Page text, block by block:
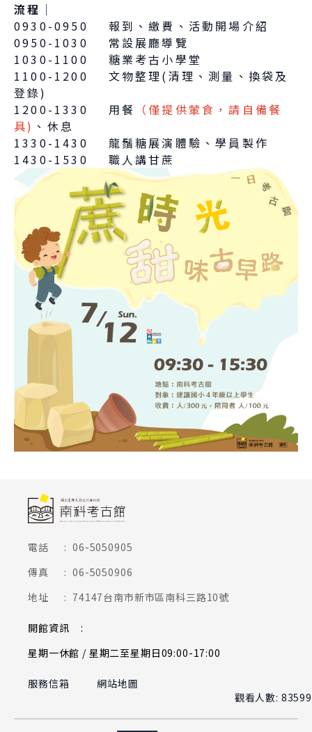
流程│
0930-0950 報到、繳費、活動開場介紹
0950-1030 常設展廳導覽
1030-1100 糖業考古小學堂
1100-1200 文物整理(清理、測量、換袋及
登錄)
1200-1330 用餐 （僅提供葷食，請自備餐
具) 、休息
1330-1430 龍鬚糖展演體驗、學員製作
1430-1530 職人講甘蔗
頁尾網站資訊
電話 : 06-5050905
傳真
: 06-5050906
地址
: 74147台南市新市區南科三路10號
開館資訊
:
星期一休館 / 星期二至星期日09:00-17:00
服務信箱
網站地圖
觀看人數: 83599